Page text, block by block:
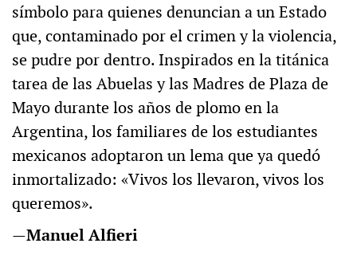
símbolo para quienes denuncian a un Estado
que, contaminado por el crimen y la violencia,
se pudre por dentro. Inspirados en la titánica
tarea de las Abuelas y las Madres de Plaza de
Mayo durante los años de plomo en la
Argentina, los familiares de los estudiantes
mexicanos adoptaron un lema que ya quedó
inmortalizado: «Vivos los llevaron, vivos los
queremos».
—Manuel Alfieri